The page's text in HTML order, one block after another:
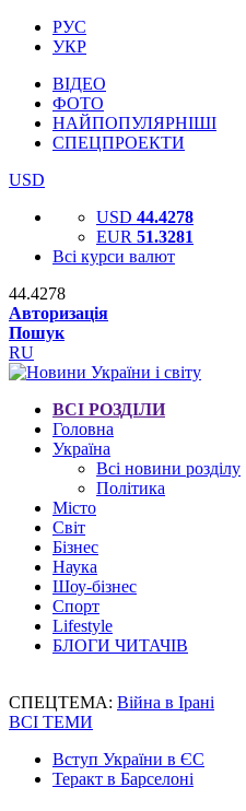
РУС
УКР
ВІДЕО
ФОТО
НАЙПОПУЛЯРНІШІ
СПЕЦПРОЕКТИ
USD
USD 44.4278
EUR 51.3281
Всі курси валют
44.4278
Авторизація
Пошук
RU
ВСІ РОЗДІЛИ
Головна
Україна
Всі новини розділу
Політика
Місто
Світ
Бізнес
Наука
Шоу-бізнес
Спорт
Lifestyle
БЛОГИ ЧИТАЧІВ
СПЕЦТЕМА: Війна в Ірані
ВСІ ТЕМИ
Вступ України в ЄС
Теракт в Барселоні